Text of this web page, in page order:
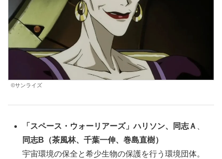
©サンライズ
「スペース・ウォーリアーズ」ハリソン、同志Ａ
同志B（茶風林、千葉一伸、巻島直樹）
宇宙環境の保全と希少生物の保護を行う環境団体。